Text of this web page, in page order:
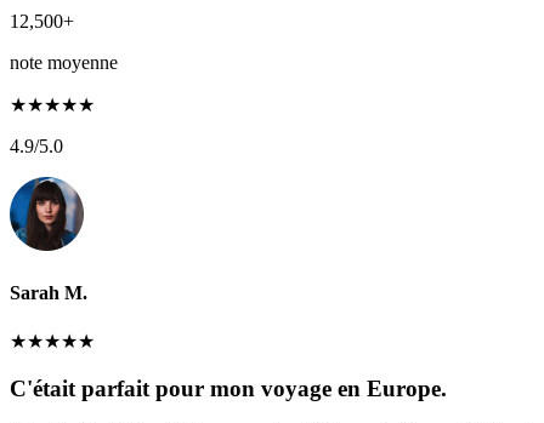
12,500+
note moyenne
★★★★★
4.9/5.0
Sarah M.
★★★★★
C'était parfait pour mon voyage en Europe.